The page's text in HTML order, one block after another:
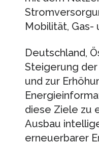
Mobilität, Gas-
Deutschland,
Steigerung der
und zur
diese Ziele zu
Ausbau
erneuerbarer